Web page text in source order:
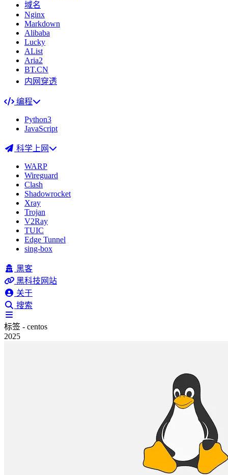
域名
Nginx
Markdown
Alibaba
Lucky
AList
Aria2
BT.CN
内网穿透
编程
Python3
JavaScript
科学上网
WARP
Wireguard
Clash
Shadowrocket
Xray
Trojan
V2Ray
TUIC
Edge Tunnel
sing-box
黑客
黑科技网站
关于
搜索
标签 - centos
2025